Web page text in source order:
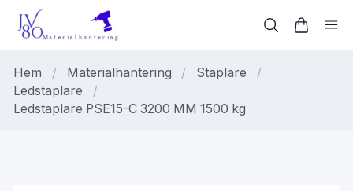
Hem / Materialhantering / Staplare
/
Ledstaplare
/
Ledstaplare PSE15-C 3200 MM 1500 kg